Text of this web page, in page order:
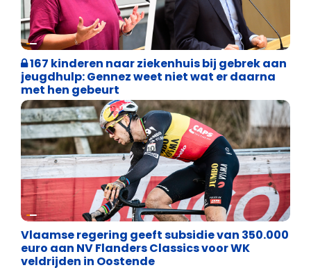
Binnenland politiek
167 kinderen naar ziekenhuis bij gebrek aan
jeugdhulp: Gennez weet niet wat er daarna
met hen gebeurt
Binnenland politiek
Vlaamse regering geeft subsidie van 350.000
euro aan NV Flanders Classics voor WK
veldrijden in Oostende